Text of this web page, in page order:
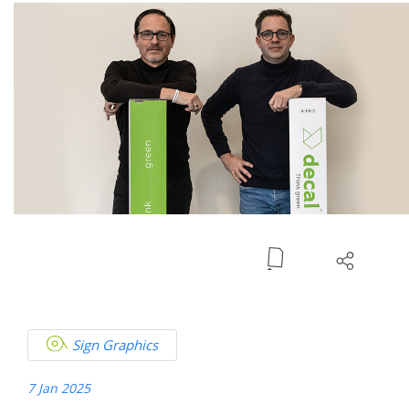
Sign Graphics
7 Jan 2025
Solutions
Solutions?